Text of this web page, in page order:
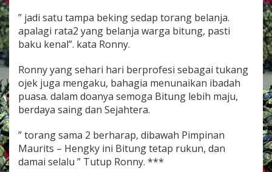
” jadi satu tampa beking sedap torang belanja.
apalagi rata2 yang belanja warga bitung, pasti
baku kenal”. kata Ronny.
Ronny yang sehari hari berprofesi sebagai tukang
ojek juga mengaku, bahagia menunaikan ibadah
puasa. dalam doanya semoga Bitung lebih maju,
berdaya saing dan Sejahtera.
” torang sama 2 berharap, dibawah Pimpinan
Maurits – Hengky ini Bitung tetap rukun, dan
damai selalu ” Tutup Ronny. ***